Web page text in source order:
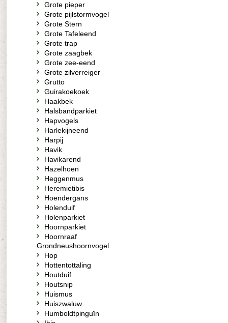
Grote pieper
Grote pijlstormvogel
Grote Stern
Grote Tafeleend
Grote trap
Grote zaagbek
Grote zee-eend
Grote zilverreiger
Grutto
Guirakoekoek
Haakbek
Halsbandparkiet
Hapvogels
Harlekijneend
Harpij
Havik
Havikarend
Hazelhoen
Heggenmus
Heremietibis
Hoendergans
Holenduif
Holenparkiet
Hoornparkiet
Hoornraaf
Grondneushoornvogel
Hop
Hottentottaling
Houtduif
Houtsnip
Huismus
Huiszwaluw
Humboldtpinguïn